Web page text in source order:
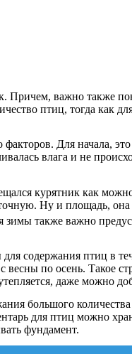
Причем, важно также
птиц, тогда как
Для начала,
влага и не
курятник как
Ну и площадь, она
зимы также важно
содержания птиц в
по осень. Такое
даже можно
большого
для птиц можно
фундамент.